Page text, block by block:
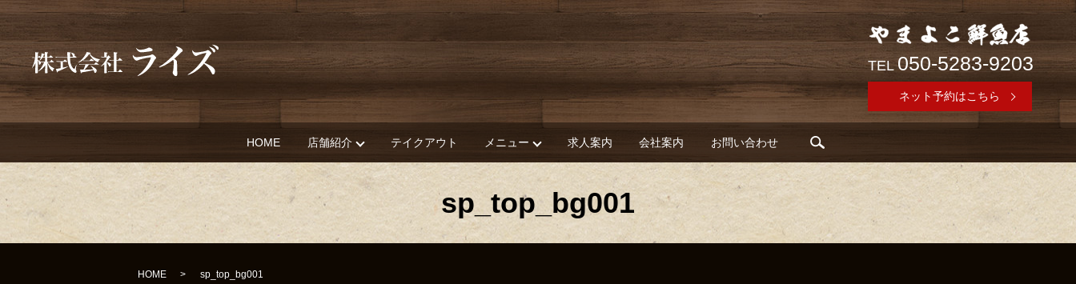
TEL050-5283-9203
ネット予約はこちら
HOME 店舗紹介 テイクアウト メニュー 求人案内 会社案内 お問い合わせ
sp_top_bg001
HOME sp_top_bg001